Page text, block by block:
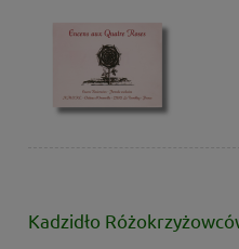
Kadzidło